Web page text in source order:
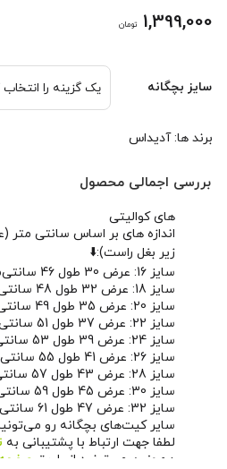
1,399,000 تومان
سایز بچگانه
برند ها:آدیداس
بررسی اجمالی محصول
های کوالیتی
اندازه های بر اساس سانتی متر
زیر بغل راست):⬇️
سایز 16: عرض 30 طول 46 سانتی‌متر
سایز 18: عرض 32 طول 48 سانتی‌متر
سایز 20: عرض 35 طول 49 سانتی‌متر
سایز 22: عرض 37 طول 51 سانتی‌متر
سایز 24: عرض 39 طول 53 سانتی‌متر
سایز 26: عرض 41 طول 55 سانتی‌متر
سایز 28: عرض 43 طول 57 سانتی‌متر
سایز 30: عرض 45 طول 59 سانتی‌متر
سایز 32: عرض 47 طول 61 سانتی‌متر
سایر کیت‌های بچگانه رو
لطفا جهت ارتباط با پشتیبانی به
همچنین می‌تونید از طریق صفحه